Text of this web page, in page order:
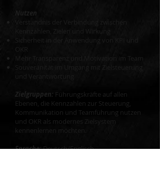
Nutzen
Verständnis der Verbindung zwischen
OKR
Mehr Transparenz und Motivation im Team
Souveränität im Umgang mit Zielsteuerung
Zielgruppen: Führungskräfte auf allen
Ebenen, die Kennzahlen zur Steuerung,
Kommunikation und Teamführung nutzen
und OKR als modernes Zielsystem
kennenlernen möchten.
Sprache:Deutsch/Englisch